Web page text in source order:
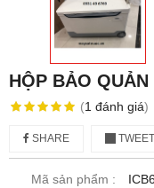
HỘP BẢO
(1 đánh giá)
SHARE TWEET
Mã sản phẩm :